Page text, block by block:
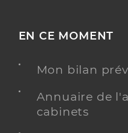
EN CE MOMENT
Mon bilan
Annuaire de
cabinets